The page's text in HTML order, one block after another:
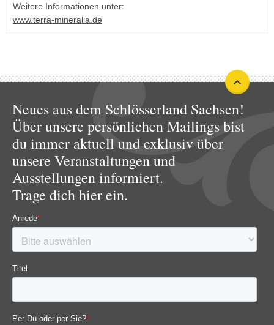
Weitere Informationen unter:
www.terra-mineralia.de
Neues aus dem Schlösserland Sachsen!
Über unsere persönlichen Mailings bist
du immer aktuell und exklusiv über
unsere Veranstaltungen und
Ausstellungen informiert.
Trage dich hier ein.